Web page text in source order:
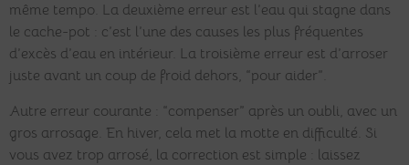
même tempo. La deuxième erreur est l’eau qui stagne dans
le cache-pot : c’est l’une des causes les plus fréquentes
d’excès d’eau en intérieur. La troisième erreur est d’arroser
juste avant un coup de froid dehors, “pour aider”.
Autre erreur courante : “compenser” après un oubli, avec un
gros arrosage. En hiver, cela met la motte en difficulté. Si
vous avez trop arrosé, la correction est simple : laissez